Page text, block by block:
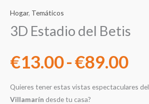
Hogar, Temáticos
3D Estadio del Betis
€13.00-€89.00
Quieres tener estas vistas espectaculares del
Villamarín desde tu casa?